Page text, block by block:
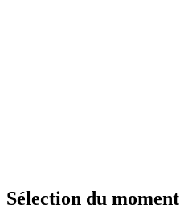
Sélection du moment